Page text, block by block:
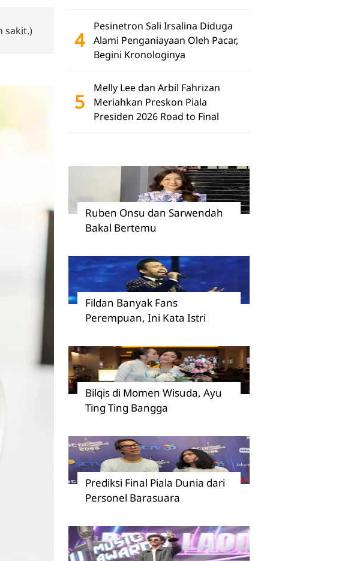
sakit.) 4
Pesinetron Sali Irsalina Diduga
Alami Penganiayaan Oleh Pacar,
Begini Kronologinya
5
Melly Lee dan Arbil Fahrizan
Meriahkan Preskon Piala
Presiden 2026 Road to Final
Ruben Onsu dan Sarwendah
Bakal Bertemu
Fildan Banyak Fans
Perempuan, Ini Kata Istri
Bilqis di Momen Wisuda, Ayu
Ting Ting Bangga
Prediksi Final Piala Dunia dari
Personel Barasuara